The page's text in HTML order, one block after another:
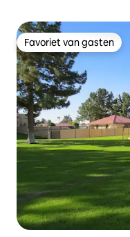
Favoriet van gasten
Favoriet van gasten